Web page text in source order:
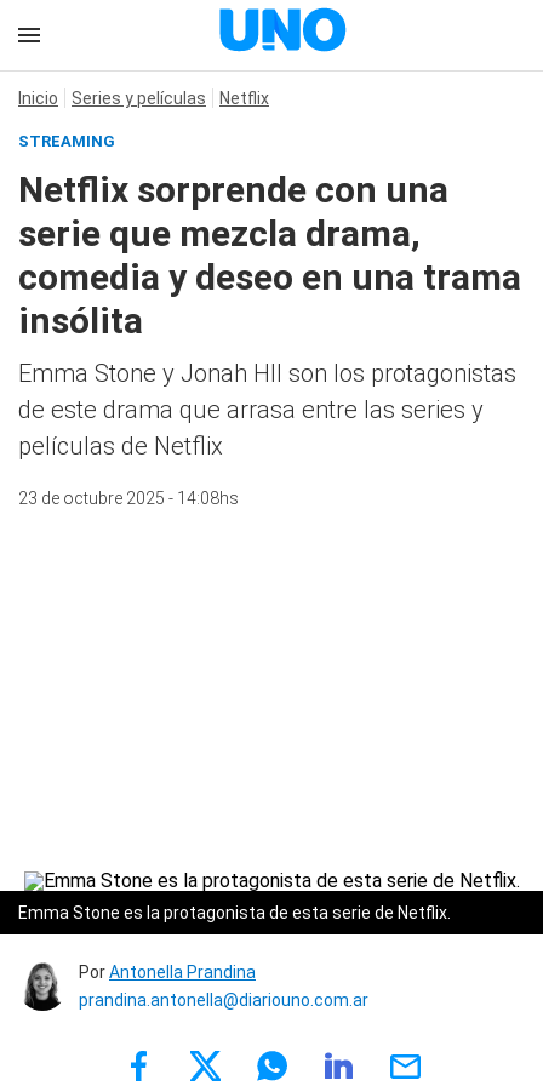
Inicio Series y películas Netflix
STREAMING
Netflix sorprende con una
serie que mezcla drama,
comedia y deseo en una trama
insólita
Emma Stone y Jonah Hll son los protagonistas
de este drama que arrasa entre las series y
películas de Netflix
23 de octubre 2025 - 14:08hs
Emma Stone es la protagonista de esta serie de Netflix.
PorAntonella Prandina
prandina.antonella@diariouno.com.ar